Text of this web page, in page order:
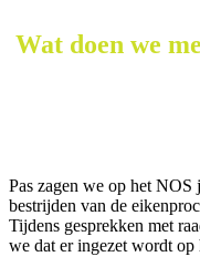
Wat doen we
Pas zagen we op het NOS
bestrijden van de
Tijdens gesprekken met
we dat er ingezet wordt op